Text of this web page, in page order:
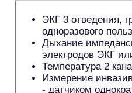
ЭКГ 3 отведения,
одноразового
Дыхание
электродов ЭКГ
Температура 2
Измерение
- датчиком